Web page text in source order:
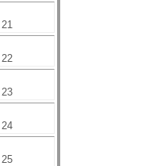
21
22
23
24
25